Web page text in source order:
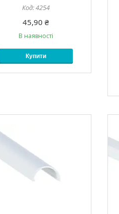
4254
45,90 ₴
В наявності
Купити